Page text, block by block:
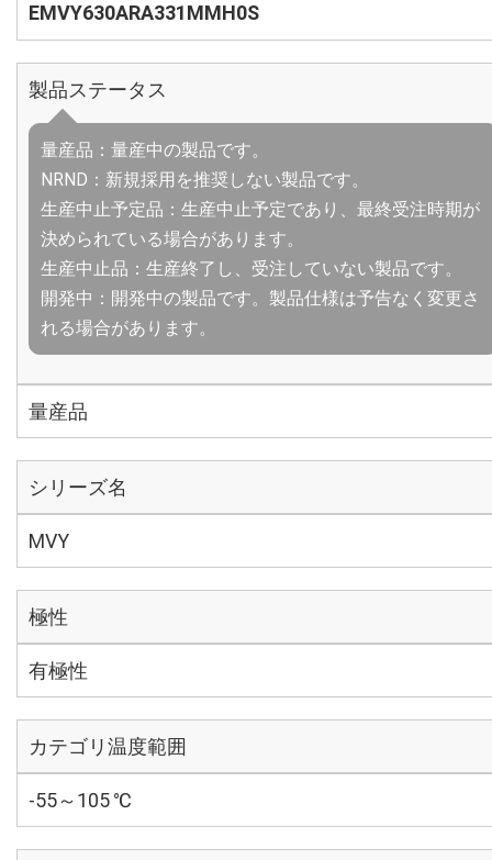
EMVY630ARA331MMH0S
製品ステータス
量産品：量産中の製品です。
NRND：新規採用を推奨しない製品です。
生産中止予定品：生産中止予定であり、最終受注時期が
決められている場合があります。
生産中止品：生産終了し、受注していない製品です。
開発中：開発中の製品です。製品仕様は予告なく変更さ
れる場合があります。
量産品
シリーズ名
MVY
極性
有極性
カテゴリ温度範囲
-55～105 ℃